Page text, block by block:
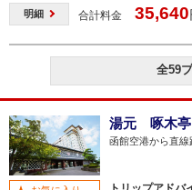
明細
合計料金
35,640
全59
湯元 啄木亭
函館空港から直